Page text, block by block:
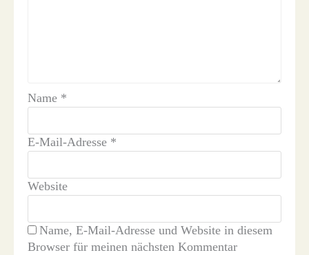
Name *
E-Mail-Adresse *
Website
Name, E-Mail-Adresse und Website in diesem
Browser für meinen nächsten Kommentar